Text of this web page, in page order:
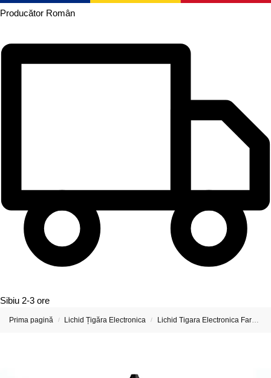
Producător Român
Sibiu 2-3 ore
Prima pagină / Lichid Țigăra Electronica / Lichid Tigara Electronica Fara Nicotina